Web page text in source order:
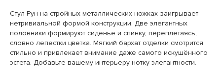
Стул Рун на стройных металлических ножках заигрывает
нетривиальной формой конструкции. Две элегантных
половники формируют сиденье и спинку, переплетаясь,
словно лепестки цветка. Мягкий бархат отделки смотрится
стильно и привлекает внимание даже самого искушённого
эстета. Добавьте вашему интерьеру нотку элегантности.